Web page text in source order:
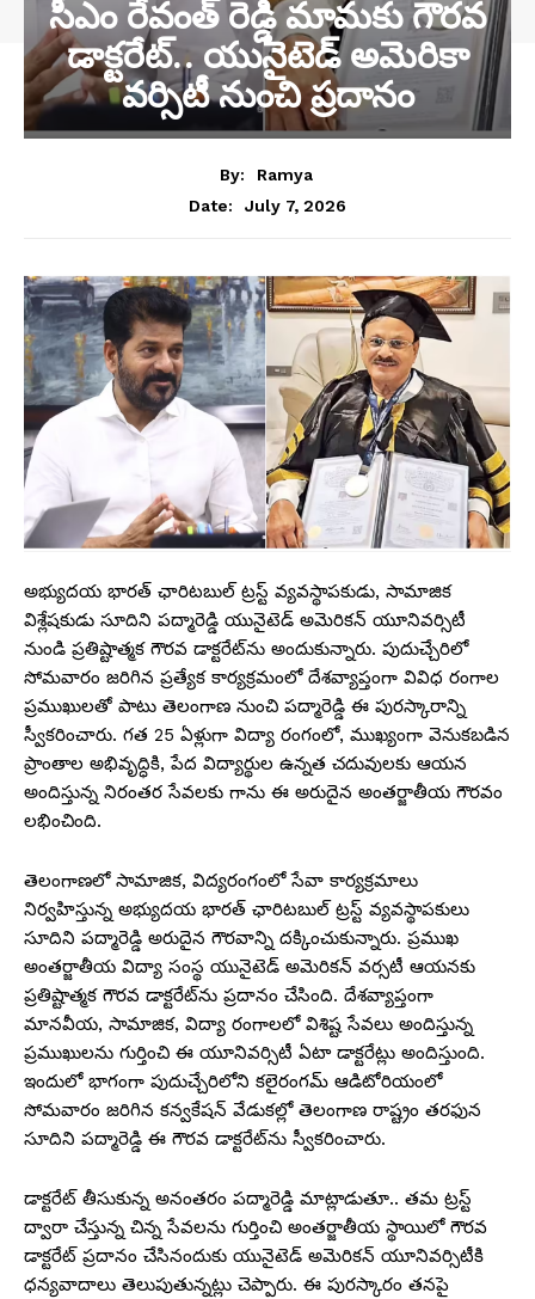
సీఎం రేవంత్ రెడ్డి మామకు గౌరవ
డాక్టరేట్.. యునైటెడ్‌ అమెరికా
వర్సిటీ నుంచి ప్రదానం
By:
Ramya
Date:
July 7, 2026
అభ్యుదయ భారత్ ఛారిటబుల్ ట్రస్ట్ వ్యవస్థాపకుడు, సామాజిక
విశ్లేషకుడు సూదిని పద్మారెడ్డి యునైటెడ్ అమెరికన్ యూనివర్సిటీ
నుండి ప్రతిష్టాత్మక గౌరవ డాక్టరేట్‌ను అందుకున్నారు. పుదుచ్చేరిలో
సోమవారం జరిగిన ప్రత్యేక కార్యక్రమంలో దేశవ్యాప్తంగా వివిధ రంగాల
ప్రముఖులతో పాటు తెలంగాణ నుంచి పద్మారెడ్డి ఈ పురస్కారాన్ని
స్వీకరించారు. గత 25 ఏళ్లుగా విద్యా రంగంలో, ముఖ్యంగా వెనుకబడిన
ప్రాంతాల అభివృద్ధికి, పేద విద్యార్థుల ఉన్నత చదువులకు ఆయన
అందిస్తున్న నిరంతర సేవలకు గాను ఈ అరుదైన అంతర్జాతీయ గౌరవం
లభించింది.
తెలంగాణలో సామాజిక, విద్యరంగంలో సేవా కార్యక్రమాలు
నిర్వహిస్తున్న అభ్యుదయ భారత్ ఛారిటబుల్ ట్రస్ట్ వ్యవస్థాపకులు
సూదిని పద్మారెడ్డి అరుదైన గౌరవాన్ని దక్కించుకున్నారు. ప్రముఖ
అంతర్జాతీయ విద్యా సంస్థ యునైటెడ్ అమెరికన్ వర్సటీ ఆయనకు
ప్రతిష్టాత్మక గౌరవ డాక్టరేట్‌ను ప్రదానం చేసింది. దేశవ్యాప్తంగా
మానవీయ, సామాజిక, విద్యా రంగాలలో విశిష్ట సేవలు అందిస్తున్న
ప్రముఖులను గుర్తించి ఈ యూనివర్సిటీ ఏటా డాక్టరేట్లు అందిస్తుంది.
ఇందులో భాగంగా పుదుచ్చేరిలోని కలైరంగమ్ ఆడిటోరియంలో
సోమవారం జరిగిన కన్వకేషన్ వేడుకల్లో తెలంగాణ రాష్ట్రం తరఫున
సూదిని పద్మారెడ్డి ఈ గౌరవ డాక్టరేట్‌ను స్వీకరించారు.
డాక్టరేట్ తీసుకున్న అనంతరం పద్మారెడ్డి మాట్లాడుతూ.. తమ ట్రస్ట్
ద్వారా చేస్తున్న చిన్న సేవలను గుర్తించి అంతర్జాతీయ స్థాయిలో గౌరవ
డాక్టరేట్ ప్రదానం చేసినందుకు యునైటెడ్ అమెరికన్ యూనివర్సిటీకి
ధన్యవాదాలు తెలుపుతున్నట్లు చెప్పారు. ఈ పురస్కారం తనపై